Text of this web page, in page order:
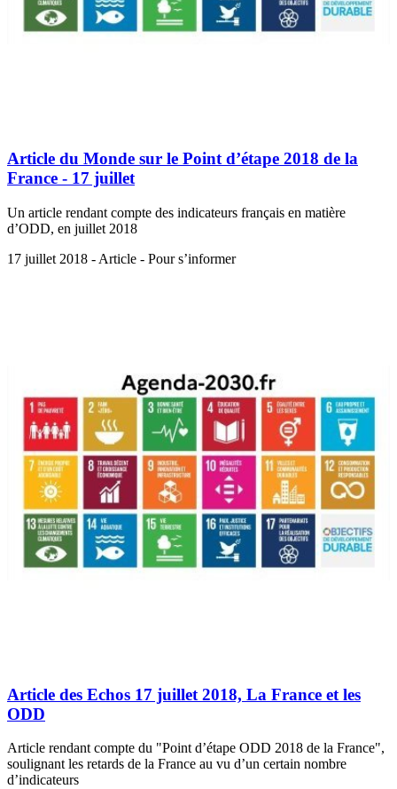
Article du Monde sur le Point d’étape 2018 de la
France - 17 juillet
Un article rendant compte des indicateurs français en matière
d’ODD, en juillet 2018
17 juillet 2018 - Article - Pour s’informer
Article des Echos 17 juillet 2018, La France et les
ODD
Article rendant compte du "Point d’étape ODD 2018 de la France",
soulignant les retards de la France au vu d’un certain nombre
d’indicateurs